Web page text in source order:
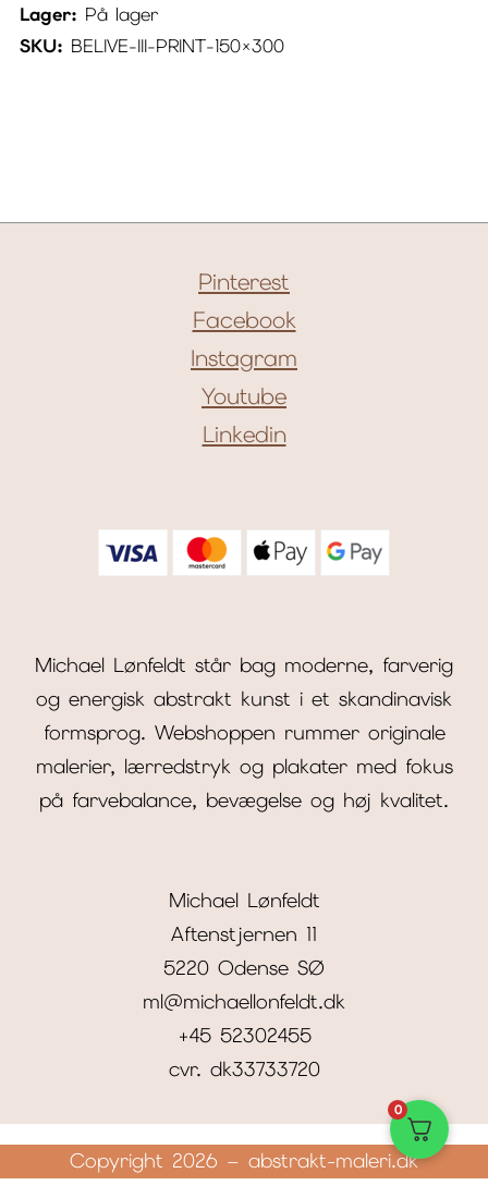
Lager: På lager
SKU: BELIVE-III-PRINT-150×300
Pinterest
Facebook
Instagram
Youtube
Linkedin
Michael Lønfeldt står bag moderne, farverig
og energisk abstrakt kunst i et skandinavisk
formsprog. Webshoppen rummer originale
malerier, lærredstryk og plakater med fokus
på farvebalance, bevægelse og høj kvalitet.
Michael Lønfeldt
Aftenstjernen 11
5220 Odense SØ
ml@michaellonfeldt.dk
+45 52302455
cvr. dk33733720
Copyright 2026 – abstrakt-maleri.dk
0